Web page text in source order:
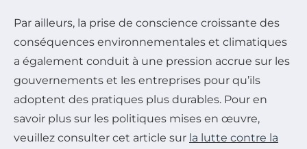
Par ailleurs, la prise de conscience croissante des
conséquences environnementales et climatiques
a également conduit à une pression accrue sur les
gouvernements et les entreprises pour qu’ils
adoptent des pratiques plus durables. Pour en
savoir plus sur les politiques mises en œuvre,
veuillez consulter cet article sur la lutte contre la